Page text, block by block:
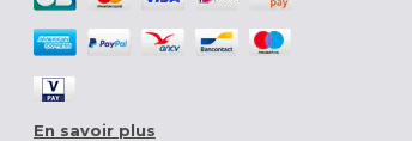
En savoir plus